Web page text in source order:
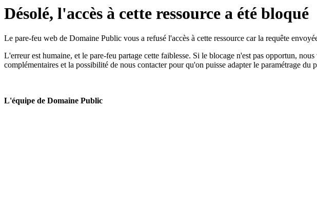
Désolé, l'accès à cette ressource a été bloqué
Le pare-feu web de Domaine Public vous a refusé l'accès à cette ressource car la requête
L'erreur est humaine, et le pare-feu partage cette faiblesse. Si le blocage n'est pas opportun,
complémentaires et la possibilité de nous contacter pour qu'on puisse adapter le paramétrage du
L'équipe de Domaine Public